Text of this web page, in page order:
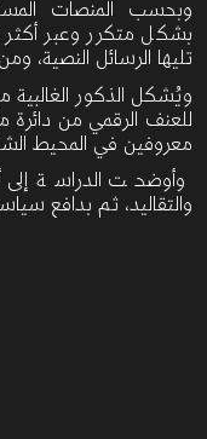
وبحسب المنصات
بشكل متكرر وعبر
تليها الرسائل النصية،
ويُشكل الذكور
للعنف الرقمي من دائرة
معروفين في المحيط
وأوضحت الدراسة إلى
والتقاليد، ثم بدافع